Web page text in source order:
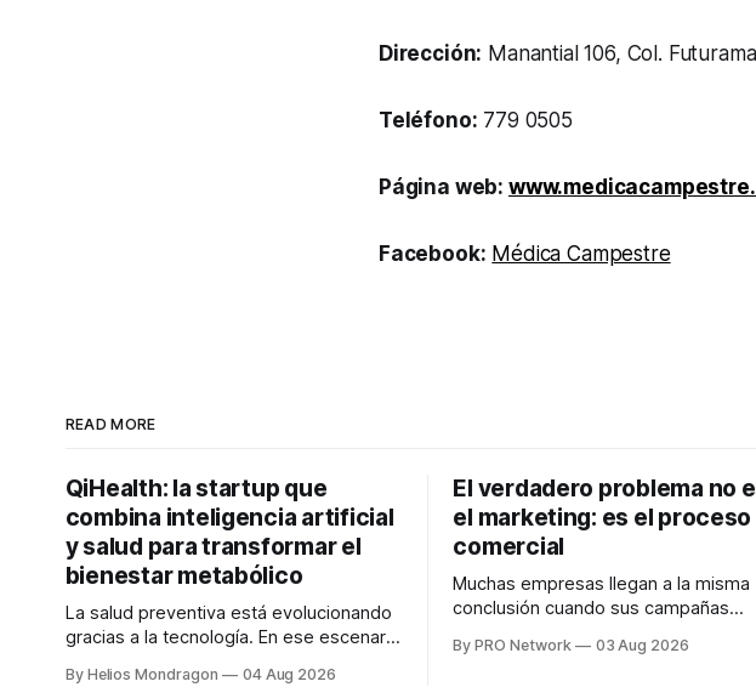
Dirección: Manantial 106, Col.
Teléfono: 779 0505
Página web:
Facebook: Médica Campestre
READ MORE
QiHealth: la startup que
combina inteligencia artificial
y salud para transformar el
bienestar metabólico
La salud preventiva está evolucionando
gracias a la tecnología. En ese escenario
By Helios Mondragon 04 Aug 2026
El verdadero problema no
el marketing: es el proceso
comercial
Muchas empresas llegan a la misma
conclusión cuando sus campañas
marketing no funciona". Sin embargo,
By PRO Network 03 Aug 2026